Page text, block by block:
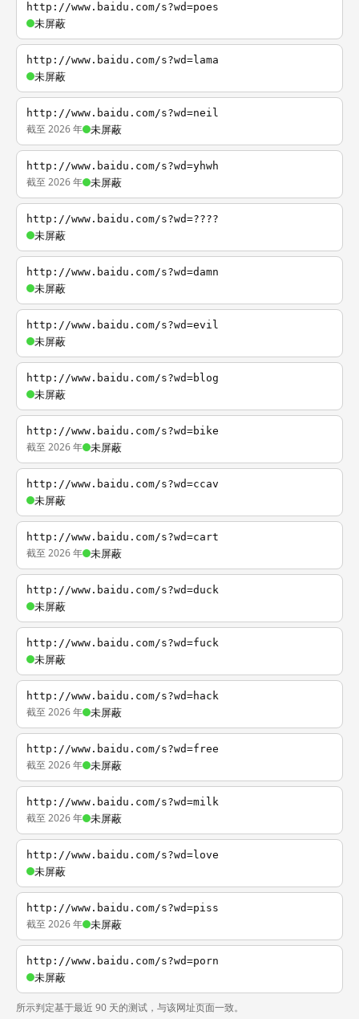
http://www.baidu.com/s?wd=poes
未屏蔽
http://www.baidu.com/s?wd=lama
未屏蔽
http://www.baidu.com/s?wd=neil
截至 2026 年 未屏蔽
http://www.baidu.com/s?wd=yhwh
截至 2026 年 未屏蔽
http://www.baidu.com/s?wd=????
未屏蔽
http://www.baidu.com/s?wd=damn
未屏蔽
http://www.baidu.com/s?wd=evil
未屏蔽
http://www.baidu.com/s?wd=blog
未屏蔽
http://www.baidu.com/s?wd=bike
截至 2026 年 未屏蔽
http://www.baidu.com/s?wd=ccav
未屏蔽
http://www.baidu.com/s?wd=cart
截至 2026 年 未屏蔽
http://www.baidu.com/s?wd=duck
未屏蔽
http://www.baidu.com/s?wd=fuck
未屏蔽
http://www.baidu.com/s?wd=hack
截至 2026 年 未屏蔽
http://www.baidu.com/s?wd=free
截至 2026 年 未屏蔽
http://www.baidu.com/s?wd=milk
截至 2026 年 未屏蔽
http://www.baidu.com/s?wd=love
未屏蔽
http://www.baidu.com/s?wd=piss
截至 2026 年 未屏蔽
http://www.baidu.com/s?wd=porn
未屏蔽
所示判定基于最近 90 天的测试，与该网址页面一致。